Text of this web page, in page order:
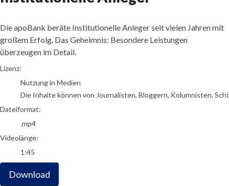
Die apoBank beräte Institutionelle Anleger seit vielen Jahren mit
großem Erfolg. Das Geheimnis: Besondere Leistungen
überzeugen im Detail.
go to media item
Lizenz:
Nutzung in Medien
Die Inhalte können von Journalisten, Bloggern, Kolumnisten,
Dateiformat:
.mp4
Videolänge:
1:45
Download